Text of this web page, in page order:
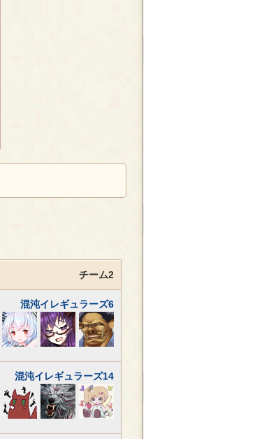
チーム2
混沌イレギュラーズ6
混沌イレギュラーズ14